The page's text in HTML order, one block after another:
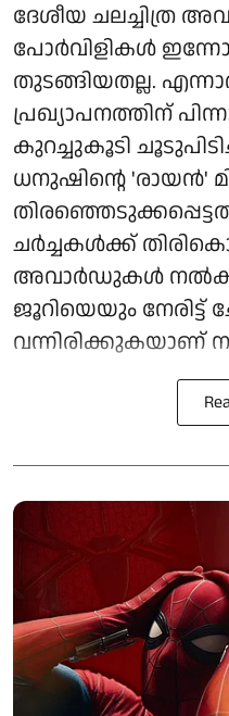
ദേശീയ ചലച്ചിത്ര
പോർവിളികൾ
തുടങ്ങിയതല്ല.
പ്രഖ്യാപനത്തിന്
കുറച്ചുകൂടി
ധനുഷിന്റെ 'രായൻ'
ചർച്ചകൾക്ക്
അവാർഡുകൾ
ജൂറിയെയും നേരിട്ട്
വന്നിരിക്കുകയാണ്